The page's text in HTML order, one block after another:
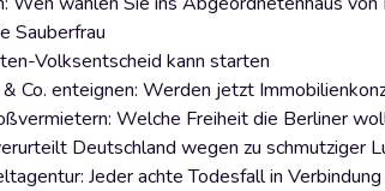
Sauberfrau
Volksentscheid kann starten
Co. enteignen: Werden jetzt
Welche Freiheit die Berliner
Deutschland wegen zu schmutziger
Jeder achte Todesfall in